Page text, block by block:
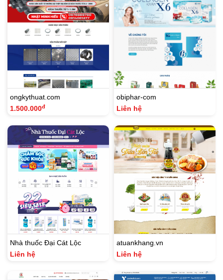
ongkythuat.com
1.500.000đ
obiphar-com
Liên hệ
Nhà thuốc Đại Cát Lộc
Liên hệ
atuankhang.vn
Liên hệ